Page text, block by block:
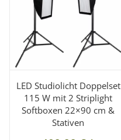
LED Studiolicht Doppelset
115 W mit 2 Striplight
Softboxen 22×90 cm &
Stativen